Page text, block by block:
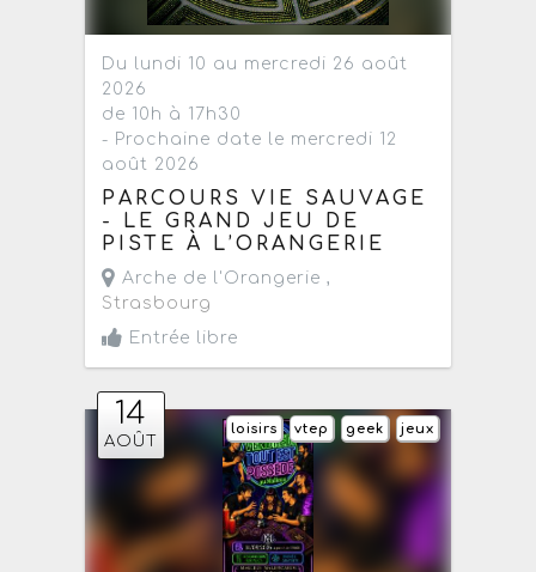
Du lundi 10 au mercredi 26 août
2026
de 10h à 17h30
- Prochaine date le mercredi 12
août 2026
PARCOURS VIE SAUVAGE
- LE GRAND JEU DE
PISTE À L’ORANGERIE
Arche de l'Orangerie ,
Strasbourg
Entrée libre
14
AOÛT
jeux
geek
vtep
loisirs